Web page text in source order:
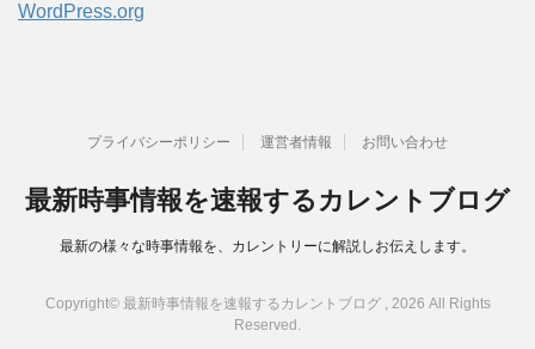
WordPress.org
プライバシーポリシー 運営者情報 お問い合わせ
最新時事情報を速報するカレントブログ
最新の様々な時事情報を、カレントリーに解説しお伝えします。
Copyright© 最新時事情報を速報するカレントブログ , 2026 All Rights
Reserved.